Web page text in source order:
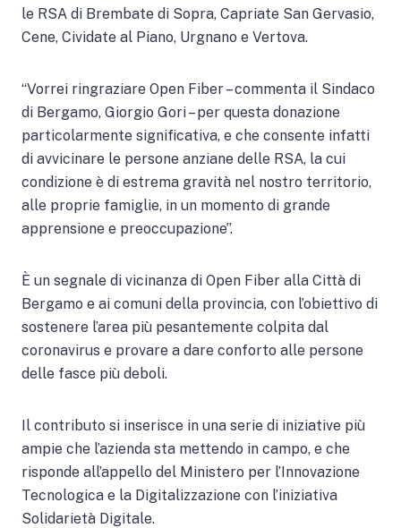
le RSA di Brembate di Sopra, Capriate San Gervasio,
Cene, Cividate al Piano, Urgnano e Vertova.
“Vorrei ringraziare Open Fiber – commenta il Sindaco
di Bergamo, Giorgio Gori – per questa donazione
particolarmente significativa, e che consente infatti
di avvicinare le persone anziane delle RSA, la cui
condizione è di estrema gravità nel nostro territorio,
alle proprie famiglie, in un momento di grande
apprensione e preoccupazione”.
È un segnale di vicinanza di Open Fiber alla Città di
Bergamo e ai comuni della provincia, con l’obiettivo di
sostenere l’area più pesantemente colpita dal
coronavirus e provare a dare conforto alle persone
delle fasce più deboli.
Il contributo si inserisce in una serie di iniziative più
ampie che l’azienda sta mettendo in campo, e che
risponde all’appello del Ministero per l’Innovazione
Tecnologica e la Digitalizzazione con l’iniziativa
Solidarietà Digitale.